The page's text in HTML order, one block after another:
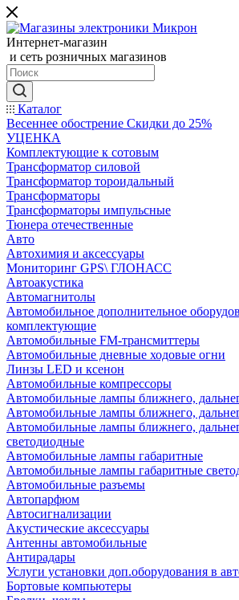
Интернет-магазин
и сеть розничных магазинов
Каталог
Весеннее обострение Скидки до 25%
УЦЕНКА
Комплектующие к сотовым
Трансформатор силовой
Трансформатор тороидальный
Трансформаторы
Трансформаторы импульсные
Тюнера отечественные
Авто
Автохимия и аксессуары
Мониторинг GPS\ ГЛОНАСС
Автоакустика
Автомагнитолы
Автомобильное дополнительное
комплектующие
Автомобильные FM-трансмиттеры
Автомобильные дневные ходовые огни
Линзы LED и ксенон
Автомобильные компрессоры
Автомобильные лампы ближнего,
Автомобильные лампы ближнего,
Автомобильные лампы ближнего,
светодиодные
Автомобильные лампы габаритные
Автомобильные лампы габаритные
Автомобильные разъемы
Автопарфюм
Автосигнализации
Акустические аксессуары
Антенны автомобильные
Антирадары
Услуги установки доп.оборудования в
Бортовые компьютеры